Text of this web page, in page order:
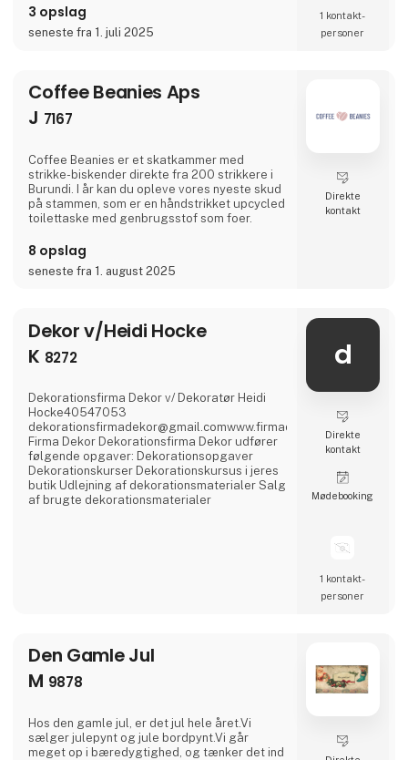
med på en rejse til Italien. Sidst men bestemt
ikke mindst kan du hos New Mags fordybe dig
i et kurateret udvalg af coffee table
3 opslag
seneste fra 1. juli 2025
1 kontakt­
personer
Coffee Beanies Aps
J 7167
Coffee Beanies er et skatkammer med
strikke-biskender direkte fra 200 strikkere i
Burundi. I år kan du opleve vores nyeste skud
på stammen, som er en håndstrikket upcycled
toilettaske med genbrugsstof som foer.
8 opslag
seneste fra 1. august 2025
Direkte
kontakt
Dekor v/Heidi Hocke
K 8272
Dekorationsfirma Dekor v/ Dekoratør Heidi
Hocke40547053
Firma Dekor Dekorationsfirma Dekor udfører
følgende opgaver: Dekorationsopgaver
Dekorationskurser Dekorationskursus i jeres
butik Udlejning af dekorationsmaterialer Salg
af brugte dekorationsmaterialer
d
Direkte
kontakt
Møde­booking
1 kontakt­
personer
Den Gamle Jul
M 9878
Hos den gamle jul, er det jul hele året.Vi
sælger julepynt og jule bordpynt.Vi går
meget op i bæredygtighed, og tænker det ind